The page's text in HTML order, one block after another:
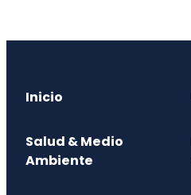
Inicio
Salud & Medio
Ambiente